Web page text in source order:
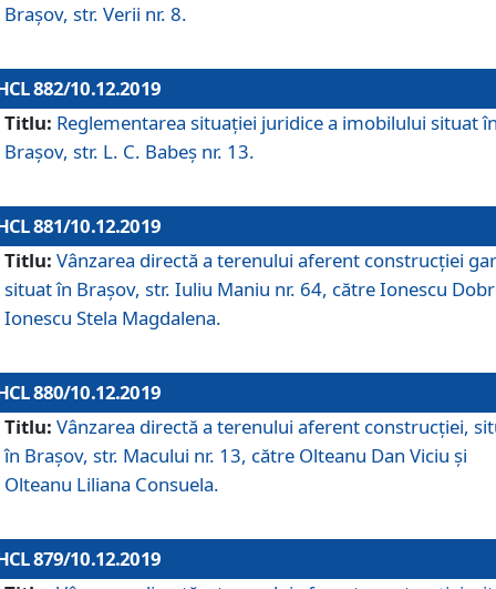
Brașov, str. Verii nr. 8.
882/10.12.2019
Titlu: Reglementarea situației juridice a imobilului situat
Brașov, str. L. C. Babeș nr. 13.
881/10.12.2019
Titlu: Vânzarea directă a terenului aferent construcției
situat în Brașov, str. Iuliu Maniu nr. 64, către Ionescu
Ionescu Stela Magdalena.
880/10.12.2019
Titlu: Vânzarea directă a terenului aferent construcției,
în Brașov, str. Macului nr. 13, către Olteanu Dan Viciu și
Olteanu Liliana Consuela.
879/10.12.2019